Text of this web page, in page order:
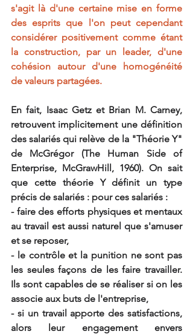
s'agit là d'une certaine mise en forme
des esprits que l'on peut cependant
considérer positivement comme étant
la construction, par un leader, d'une
cohésion autour d'une homogénéité
de valeurs partagées.
En fait, Isaac Getz et Brian M. Carney,
retrouvent implicitement une définition
des salariés qui relève de la "Théorie Y"
de McGrégor (The Human Side of
Enterprise, McGrawHill, 1960). On sait
que cette théorie Y définit un type
précis de salariés : pour ces salariés :
- faire des efforts physiques et mentaux
au travail est aussi naturel que s'amuser
et se reposer,
- le contrôle et la punition ne sont pas
les seules façons de les faire travailler.
Ils sont capables de se réaliser si on les
associe aux buts de l'entreprise,
- si un travail apporte des satisfactions,
alors leur engagement envers